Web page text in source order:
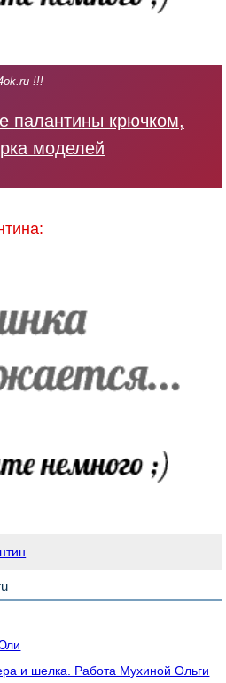
!!!
палантины крючком,
моделей
и шелка. Работа Мухиной Ольги